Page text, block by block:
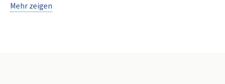
Mehr zeigen